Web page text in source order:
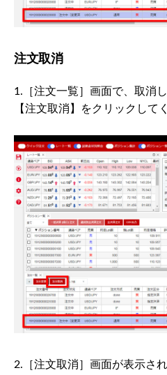
注文取消
1.［注文一覧］画面で、取消
【注文取消】をクリックして
2.［注文取消］画面が表示さ